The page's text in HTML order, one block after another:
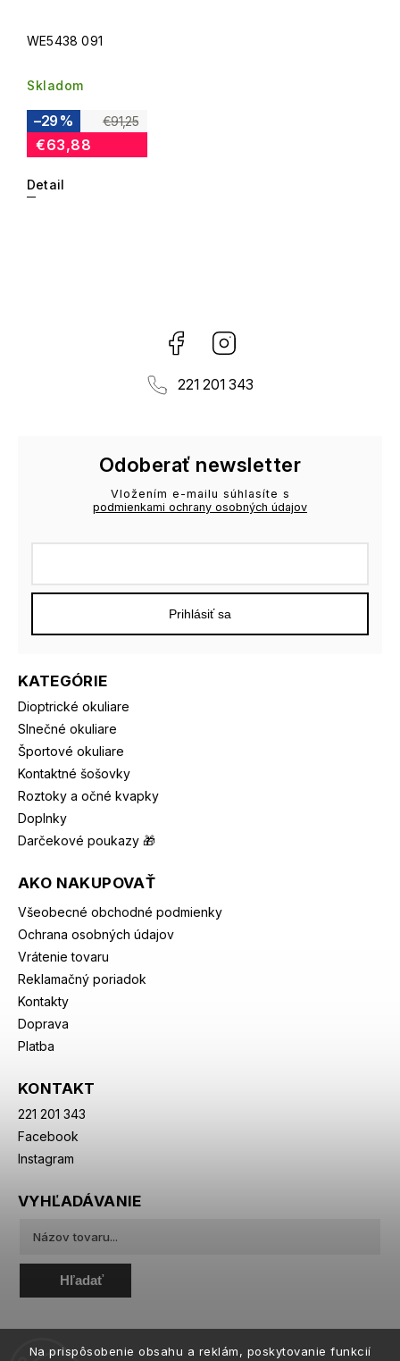
Na prispôsobenie obsahu a reklám, poskytovanie funkcií
WE5438 091
Skladom
€91,25
–29 %
€63,88
Detail
Facebook
221 201 343
KATEGÓRIE
Dioptrické okuliare
Slnečné okuliare
Športové okuliare
Kontaktné šošovky
Roztoky a očné kvapky
Doplnky
Darčekové poukazy 🎁
AKO NAKUPOVAŤ
Všeobecné obchodné podmienky
Ochrana osobných údajov
Vrátenie tovaru
Reklamačný poriadok
Kontakty
Doprava
Platba
KONTAKT
221 201 343
Facebook
Instagram
Odoberať newsletter
Vložením e-mailu súhlasíte s
podmienkami ochrany osobných údajov
Prihlásiť sa
VYHĽADÁVANIE
Hľadať